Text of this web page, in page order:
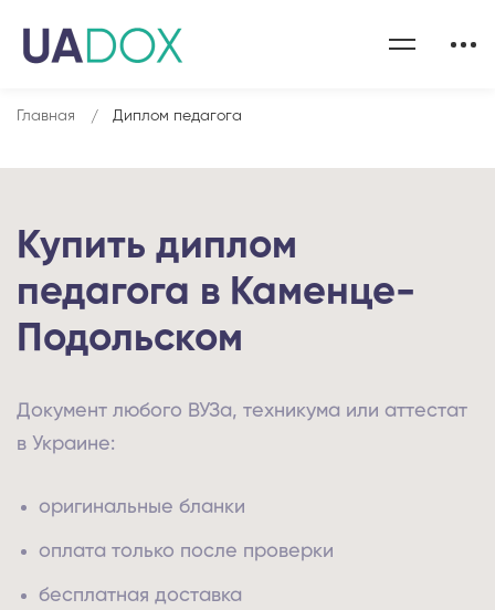
Главная Диплом педагога
Купить диплом
педагога в Каменце-
Подольском
Документ любого ВУЗа, техникума или аттестат
в Украине:
оригинальные бланки
оплата только после проверки
бесплатная доставка